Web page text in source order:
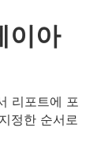
이아
리포트에 포
정한 순서로